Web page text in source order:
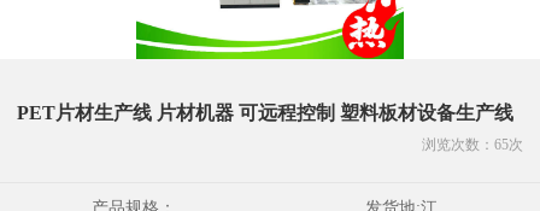
PET片材生产线 片材机器 可远程控制 塑料板材设备生产线
浏览次数： 65次